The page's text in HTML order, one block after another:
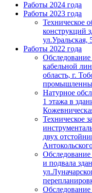
Работы 2024 года
Работы 2023 года
Техническое
конструкций
ул.Уральская,
Работы 2022 года
Обследование
кабельной
область, г.
Натурное
1 этажа в
Техническое
двух
и подвала
Обследование